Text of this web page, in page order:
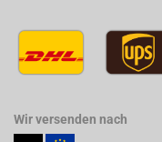
Wir versenden nach